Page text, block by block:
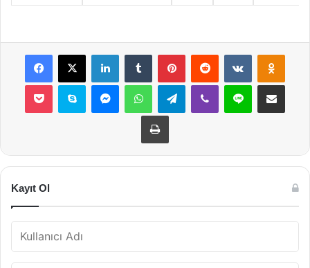
Facebook
X LinkedInTumblr PinterestReddit VKontakte
Pocket Skype MessengerWhatsAppTelegramViber Line E-Posta ile
Yazdır
Kayıt Ol